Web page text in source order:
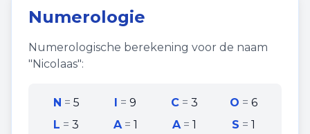
Numerologie
Numerologische berekening voor de naam
"Nicolaas":
N = 5 I =9 C =3 O =6
L =3 A= 1 A=1 S =1